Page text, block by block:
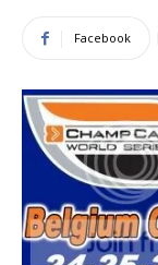
Facebook